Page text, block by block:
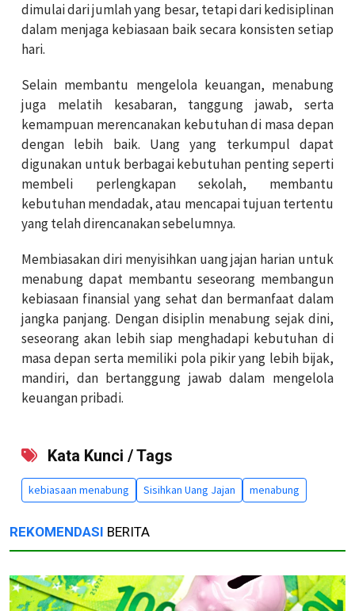
dimulai dari jumlah yang besar, tetapi dari kedisiplinan
dalam menjaga kebiasaan baik secara konsisten setiap
hari.
Selain membantu mengelola keuangan, menabung
juga melatih kesabaran, tanggung jawab, serta
kemampuan merencanakan kebutuhan di masa depan
dengan lebih baik. Uang yang terkumpul dapat
digunakan untuk berbagai kebutuhan penting seperti
membeli perlengkapan sekolah, membantu
kebutuhan mendadak, atau mencapai tujuan tertentu
yang telah direncanakan sebelumnya.
Membiasakan diri menyisihkan uang jajan harian untuk
menabung dapat membantu seseorang membangun
kebiasaan finansial yang sehat dan bermanfaat dalam
jangka panjang. Dengan disiplin menabung sejak dini,
seseorang akan lebih siap menghadapi kebutuhan di
masa depan serta memiliki pola pikir yang lebih bijak,
mandiri, dan bertanggung jawab dalam mengelola
keuangan pribadi.
Kata Kunci / Tags
kebiasaan menabung Sisihkan Uang Jajan menabung
REKOMENDASI BERITA